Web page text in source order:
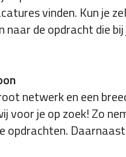
vinden. Kun je
naar de opdracht die
netwerk en een
je op zoek! Zo
opdrachten.